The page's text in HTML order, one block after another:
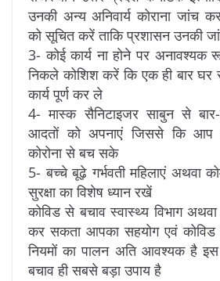
उनकी अन्य अनिवार्य कोराना जांच
को सूचित करें ताकि प्रशासन उनकी
3- कोई कार्य ना होने पर अनावश्यक
निकले कोशिश करें कि एक ही बार
कार्य पूर्ण कर ले
4- मास्क सैनिटाइजर साबुन से
आदतों को अपनाएं जिससे कि आप
कोरोना से बच सके
5- बच्चे बूढ़े गर्भवती महिलाएं अथवा
सुरक्षा का विशेष ध्यान रखें
कोविड से बचाव स्वास्थ्य विभाग
कर सकता आपका सहयोग एवं कोविड
नियमों का पालन अति आवश्यक है इस
बचाव ही सबसे बड़ा उपाय है